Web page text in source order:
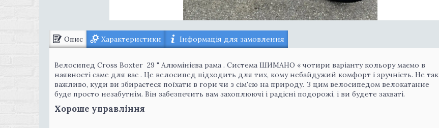
Опис Характеристики Інформація для замовлення
Велосипед Cross Boxter 29 " Алюмінієва рама . Система ШИМАНО « чотири варіанту кольору маємо в
наявності саме для вас . Це велосипед підходить для тих, кому небайдужий комфорт і зручність. Не так
важливо, куди ви збираєтеся поїхати в гори чи з сім'єю на природу. З цим велосипедом велокатание
буде просто незабутнім. Він забезпечить вам захоплюючі і радісні подорожі, і ви будете захваті.
Хороше управління